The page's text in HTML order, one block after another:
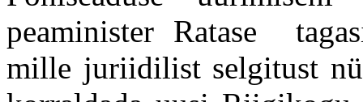
peaminister Ratase
mille juriidilist selgitust